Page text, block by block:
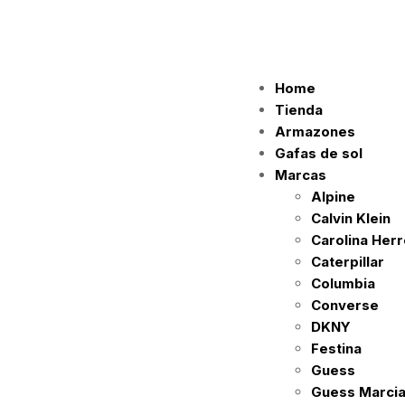
Home
Tienda
Armazones
Gafas de sol
Marcas
Alpine
Calvin Klein
Carolina
Caterpillar
Columbia
Converse
DKNY
Festina
Guess
Guess